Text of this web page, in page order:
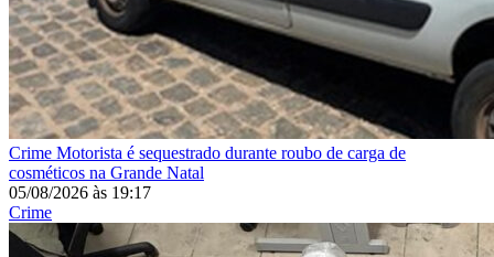
Crime Motorista é sequestrado durante roubo de carga de
cosméticos na Grande Natal
05/08/2026 às 19:17
Crime